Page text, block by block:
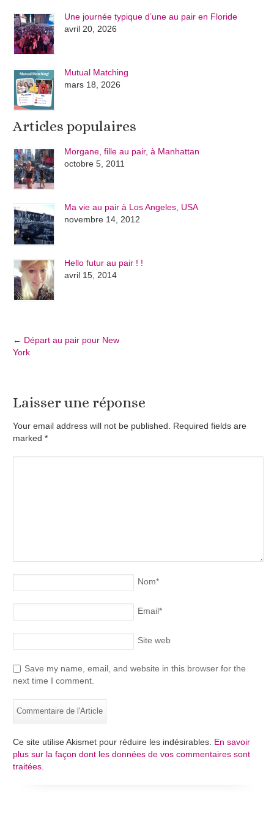
Une journée typique d’une au pair en Floride
avril 20, 2026
Mutual Matching
mars 18, 2026
Articles populaires
Morgane, fille au pair, à Manhattan
octobre 5, 2011
Ma vie au pair à Los Angeles, USA
novembre 14, 2012
Hello futur au pair ! !
avril 15, 2014
← Départ au pair pour New
York
Laisser une réponse
Your email address will not be published. Required fields are
marked*
Nom*
Email*
Site web
Save my name, email, and website in this browser for the
next time I comment.
Ce site utilise Akismet pour réduire les indésirables. En savoir
plus sur la façon dont les données de vos commentaires sont
traitées